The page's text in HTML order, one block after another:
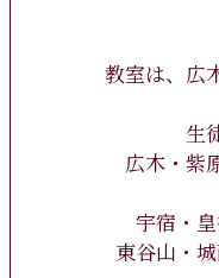
教室は、広
生
広木・紫
宇宿・
東谷山・